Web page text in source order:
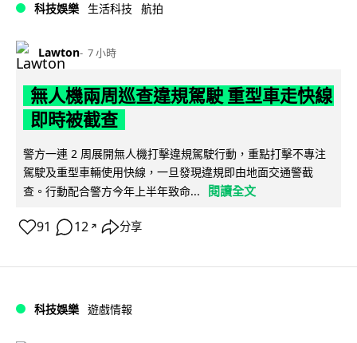
科技娛樂 生活科技 航拍
Lawton 7 小時
無人機兩周巡查違規駕駛 重型車走快線
即時被截查
警方一連 2 周展開無人機打擊違規駕駛行動，重點打擊不專注
駕駛及重型車輛使用快線，一旦發現違規即由地面交通警截
查。行動配合警方今年上半年致命...
閱讀全文
91 12 ↗ 分享
科技娛樂 遊戲情報